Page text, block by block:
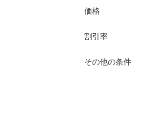
水着・スイムグッ
着物・浴衣・和装
スキンケア
ロング丈・マキシ丈
クリア
価格
絞り込み
割引率
％OFF～
その他の条件